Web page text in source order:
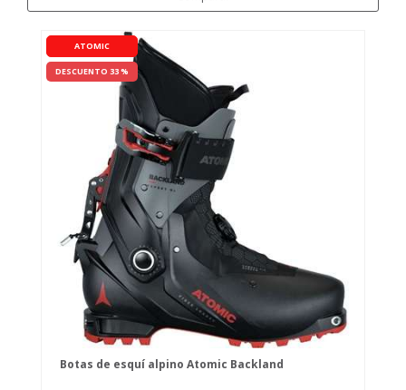
ATOMIC
DESCUENTO 33 %
Botas de esquí alpino Atomic Backland